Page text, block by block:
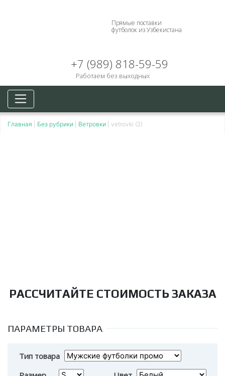
Прямые поставки
футболок из Узбекистана
+7 (989) 818-59-59
Работаем без выходных
Главная Без рубрики Ветровки vetrovki (2)
РАССЧИТАЙТЕ СТОИМОСТЬ ЗАКАЗА
ПАРАМЕТРЫ ТОВАРА
Тип товара